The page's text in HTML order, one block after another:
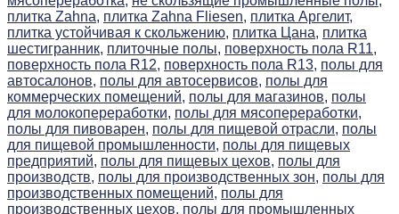
плитка Zahna, плитка Zahna Fliesen, плитка Аргелит,
плитка устойчивая к скольжению, плитка Цана, плитка
шестигранник, плиточные полы, поверхность пола R11,
поверхность пола R12, поверхность пола R13, полы для
автосалонов, полы для автосервисов, полы для
коммерческих помещений, полы для магазинов, полы
для молокопереработки, полы для мясопереработки,
полы для пивоварен, полы для пищевой отрасли, полы
для пищевой промышленности, полы для пищевых
предприятий, полы для пищевых цехов, полы для
производств, полы для производственных зон, полы для
производственных помещений, полы для
производственных цехов, полы для промышленных